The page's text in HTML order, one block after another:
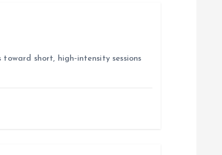
short, high‑intensity sessions